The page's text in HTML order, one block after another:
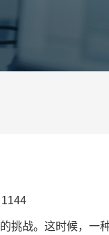
挑战。这时候，